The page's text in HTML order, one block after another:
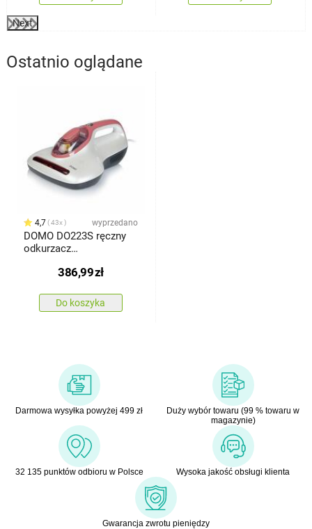
Next
Ostatnio oglądane
4,7 43x wyprzedano
DOMO DO223S ręczny
odkurzacz
386,99zł
Do koszyka
Darmowa wysyłka powyżej 499 zł
Duży wybór towaru (99 % towaru w
magazynie)
32 135 punktów odbioru w Polsce Wysoka jakość obsługi klienta
Gwarancja zwrotu pieniędzy